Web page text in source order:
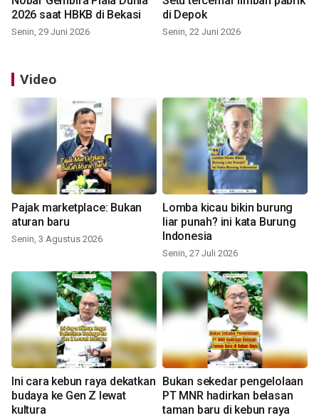
2026 saat HBKB di Bekasi
Senin, 29 Juni 2026
di Depok
Senin, 22 Juni 2026
Video
Pajak marketplace: Bukan
aturan baru
Senin, 3 Agustus 2026
Lomba kicau bikin burung
liar punah? ini kata Burung
Indonesia
Senin, 27 Juli 2026
Ini cara kebun raya dekatkan
budaya ke Gen Z lewat
kultura
Bukan sekedar pengelolaan
PT MNR hadirkan belasan
taman baru di kebun raya